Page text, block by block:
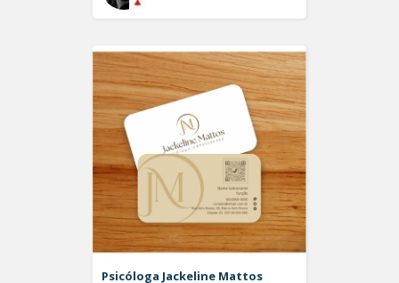
Psicóloga Jackeline Mattos